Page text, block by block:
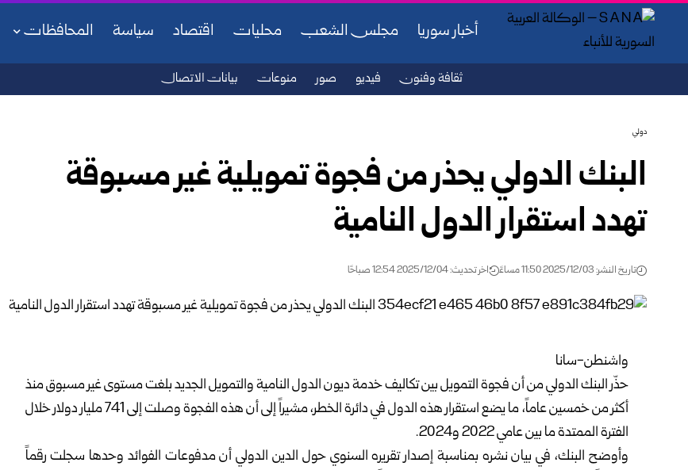
أخبار سوريا مجلس الشعب محليات اقتصاد سياسة المحافظات
ثقافة وفنون فيديو صور منوعات بيانات الاتصال
دولي
البنك الدولي يحذر من فجوة تمويلية غير مسبوقة
تهدد استقرار الدول النامية
تاريخ النشر: 2025/12/03 11:50 مساءً اخر تحديث: 2025/12/04 12:54 صباحًا
واشنطن-سانا
حذّر البنك الدولي من أن فجوة التمويل بين تكاليف خدمة ديون الدول النامية والتمويل الجديد بلغت مستوى غير مسبوق منذ
أكثر من خمسين عاماً، ما يضع استقرار هذه الدول في دائرة الخطر، مشيراً إلى أن هذه الفجوة وصلت إلى 741 مليار دولار خلال
الفترة الممتدة ما بين عامي 2022 و2024.
وأوضح البنك، في بيان نشره بمناسبة إصدار تقريره السنوي حول الدين الدولي أن مدفوعات الفوائد وحدها سجلت رقماً